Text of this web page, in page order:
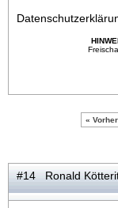
«
#14 Ronald